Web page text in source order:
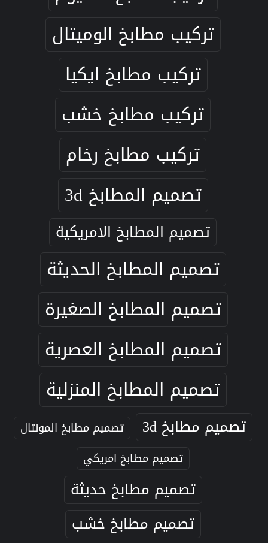
تركيب مطابخ الوميتال
تركيب مطابخ ايكيا
تركيب مطابخ خشب
تركيب مطابخ رخام
تصميم المطابخ 3d
تصميم المطابخ الامريكية
تصميم المطابخ الحديثة
تصميم المطابخ الصغيرة
تصميم المطابخ العصرية
تصميم المطابخ المنزلية
تصميم مطابخ 3d
تصميم مطابخ المونتال
تصميم مطابخ امريكي
تصميم مطابخ حديثة
تصميم مطابخ خشب